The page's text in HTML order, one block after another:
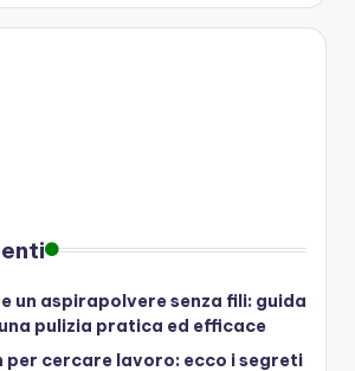
un aspirapolvere senza fili: guida
pulizia pratica ed efficace
per cercare lavoro: ecco i segreti